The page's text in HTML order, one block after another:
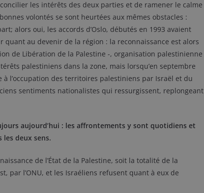
les intérêts des deux parties et de ramener le calme
volontés se sont heurtées aux mêmes obstacles :
alors oui, les accords d’Oslo, débutés en 1993 avaient
quant au devenir de la région : la reconnaissance est alors
de Libération de la Palestine -, organisation palestinienne
palestiniens dans la zone, mais lorsqu’en septembre
l’occupation des territoires palestiniens par Israël et du
sentiments nationalistes qui ressurgissent, replongeant
aujourd’hui : les affrontements y sont quotidiens et
deux sens.
de l’État de la Palestine, soit la totalité de la
par l’ONU, et les Israéliens refusent quant à eux de